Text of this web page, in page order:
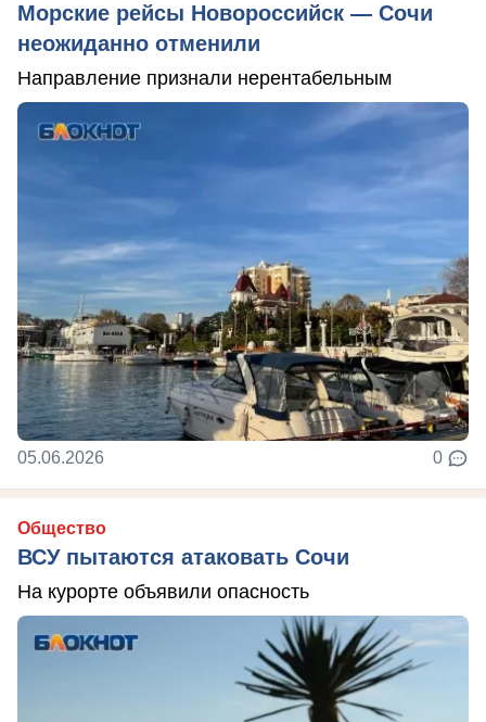
Морские рейсы Новороссийск — Сочи
неожиданно отменили
Направление признали нерентабельным
05.06.2026 0
Общество
ВСУ пытаются атаковать Сочи
На курорте объявили опасность